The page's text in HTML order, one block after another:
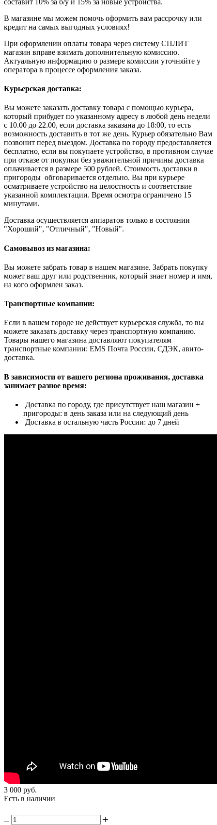
В магазине мы можем помочь оформить вам рассрочку или
кредит на самых выгодных условиях!
При оформлении оплаты товара через систему СПЛИТ
магазин вправе взимать дополнительную комиссию.
Актуальную информацию о размере комиссии уточняйте у
оператора в процессе оформления заказа.
Курьерская доставка:
Вы можете заказать доставку товара с помощью курьера,
который прибудет по указанному адресу в любой день недели
с 10.00 до 22.00, если доставка заказана до 18:00, то есть
возможность доставить в тот же день. Курьер обязательно Вам
позвонит перед выездом. Доставка по городу предоставляется
бесплатно, если вы покупаете устройство, в противном случае
при отказе от покупки без уважительной причины доставка
оплачивается в размере 500 рублей. Стоимость доставки в
пригороды обговаривается отдельно. Вы при курьере
осматриваете устройство на целостность и соответствие
указанной комплектации. Время осмотра ограничено 15
минутами.
Доставка осуществляется аппаратов только в состоянии
"Хороший", "Отличный", "Новый".
Самовывоз из магазина:
Вы можете забрать товар в нашем магазине. Забрать покупку
может ваш друг или родственник, который знает номер и имя,
на кого оформлен заказ.
Транспортные компании:
Если в вашем городе не действует курьерская служба, то вы
можете заказать доставку через транспортную компанию.
Товары нашего магазина доставляют покупателям
транспортные компании: EMS Почта России, СДЭК, авито-
доставка.
В зависимости от вашего региона проживания, доставка
занимает разное время:
Доставка по городу, где присутствует наш магазин +
пригороды: в день заказа или на следующий день
Доставка в остальную часть России: до 7 дней
3 000 руб.
Есть в наличии